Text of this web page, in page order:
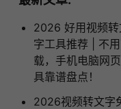
2026 好用视频转
字工具推荐 | 不
载，手机电脑网
具靠谱盘点！
2026视频转文字